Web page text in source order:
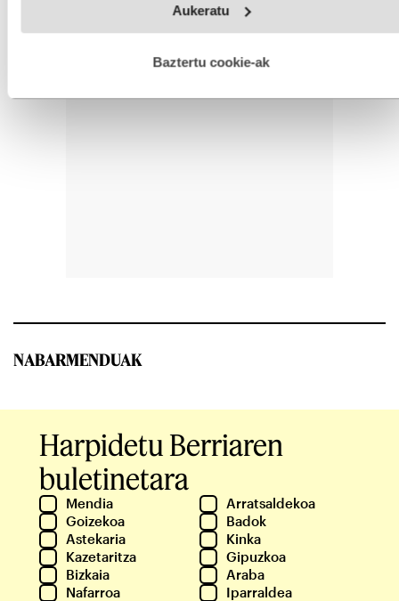
fitxategiak erabiltzen ditu. Zure esperientzia eta zerbitzuak
esplizitua ematen diguzu.Gehiago irakurri
Aukeratu
Baztertu cookie-ak
NABARMENDUAK
Harpidetu Berriaren
buletinetara
Mendia
Arratsaldekoa
Goizekoa
Badok
Astekaria
Kinka
Kazetaritza
Gipuzkoa
Bizkaia
Araba
Nafarroa
Iparraldea